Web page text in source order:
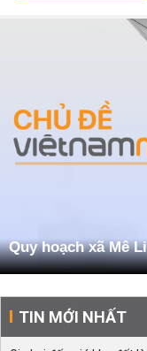
Quy hoạch xã Mê
TIN MỚI NHẤT